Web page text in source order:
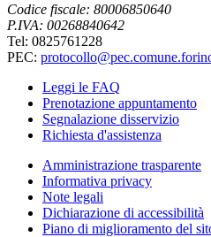
Codice fiscale: 80006850640
P.IVA: 00268840642
Tel: 0825761228
PEC:
Leggi le FAQ
Prenotazione appuntamento
Segnalazione disservizio
Richiesta d'assistenza
Amministrazione trasparente
Informativa privacy
Note legali
Dichiarazione di accessibilità
Piano di miglioramento del